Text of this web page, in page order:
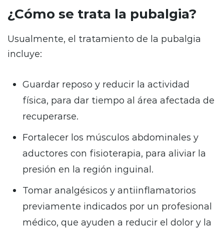
¿Cómo se trata la pubalgia?
Usualmente, el tratamiento de la pubalgia
incluye:
Guardar reposo y reducir la actividad
física, para dar tiempo al área afectada de
recuperarse.
Fortalecer los músculos abdominales y
aductores con fisioterapia, para aliviar la
presión en la región inguinal.
Tomar analgésicos y antiinflamatorios
previamente indicados por un profesional
médico, que ayuden a reducir el dolor y la